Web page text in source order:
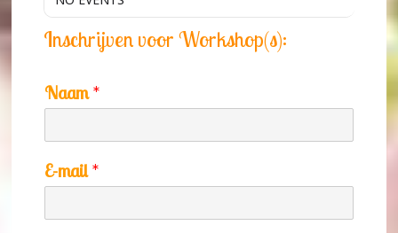
Inschrijven voor Workshop(s):
Naam*
E-mail*